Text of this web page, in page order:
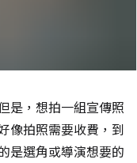
是，想拍一組宣傳照
像拍照需要收費，到
是選角或導演想要的